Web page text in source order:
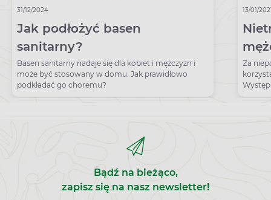
31/12/2024
Jak podłożyć basen
sanitarny?
Basen sanitarny nadaje się dla kobiet i mężczyzn i
może być stosowany w domu. Jak prawidłowo
podkładać go choremu?
13/01/
Za
Bądź na bieżąco,
zapisz się na nasz newsletter!